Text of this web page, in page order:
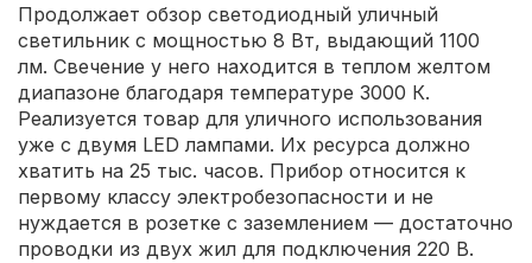
Продолжает обзор светодиодный уличный
светильник с мощностью 8 Вт, выдающий 1100
лм. Свечение у него находится в теплом желтом
диапазоне благодаря температуре 3000 К.
Реализуется товар для уличного использования
уже с двумя LED лампами. Их ресурса должно
хватить на 25 тыс. часов. Прибор относится к
первому классу электробезопасности и не
нуждается в розетке с заземлением — достаточно
проводки из двух жил для подключения 220 В.